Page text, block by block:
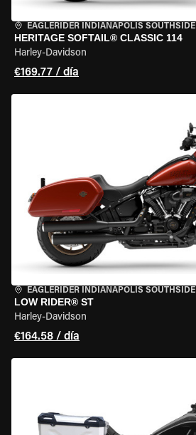
EAGLERIDER INDIANAPOLIS SOUTHSIDE
HERITAGE SOFTAIL® CLASSIC 114
Harley-Davidson
€169.77 / día
EAGLERIDER INDIANAPOLIS SOUTHSIDE
LOW RIDER® ST
Harley-Davidson
€164.58 / día